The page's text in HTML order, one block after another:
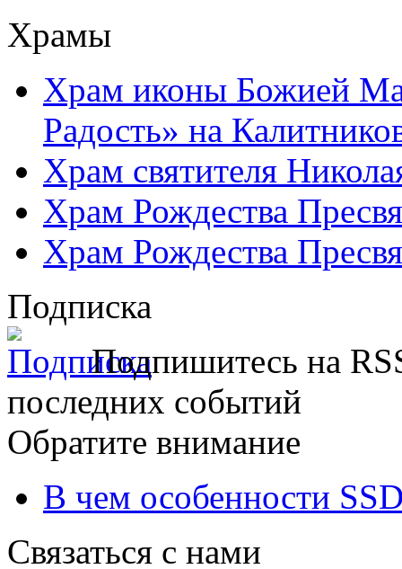
Храмы
Храм иконы Божией
Радость» на
Храм святителя
Храм Рождества
Храм Рождества
Подписка
Подпишитесь на
последних событий
Обратите внимание
В чем особенности
Связаться с нами